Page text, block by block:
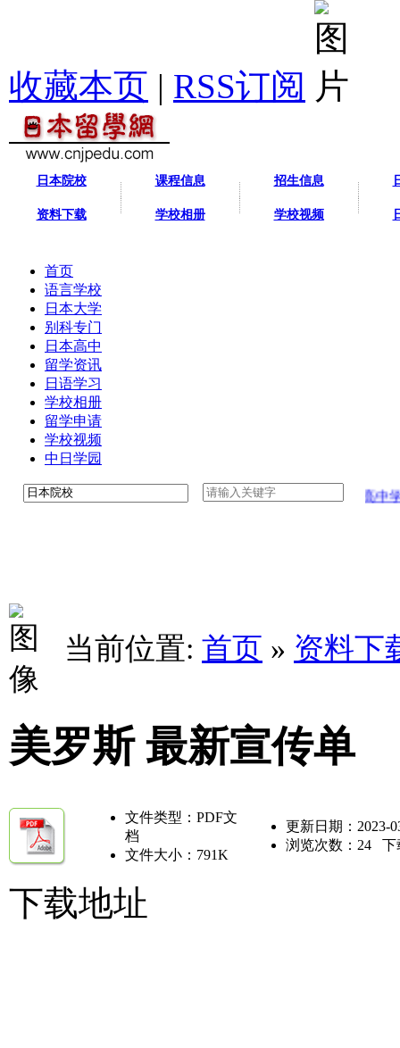
收藏本页 | RSS订阅
日本院校 课程信息 招生信息
资料下载 学校相册 学校视频
首页
语言学校
日本大学
别科专门
日本高中
留学资讯
日语学习
学校相册
留学申请
学校视频
中日学园
学园八王子高中学校介绍中文版 工学院大学附属高中学校
当前位置: 首页 » 资料下
美罗斯 最新宣传单
文件类型：PDF文
档
文件大小：791K
更新日期：2023-
浏览次数： 24 下
下载地址